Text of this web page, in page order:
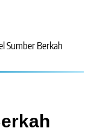
Sumber Berkah